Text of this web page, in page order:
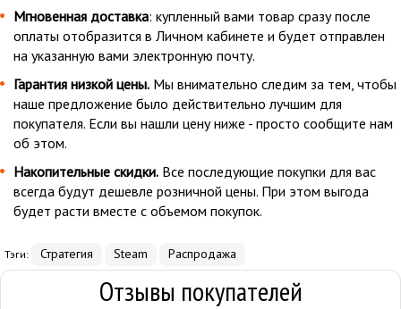
Мгновенная доставка: купленный вами товар сразу после
оплаты отобразится в Личном кабинете и будет отправлен
на указанную вами электронную почту.
Гарантия низкой цены. Мы внимательно следим за тем, чтобы
наше предложение было действительно лучшим для
покупателя. Если вы нашли цену ниже - просто сообщите нам
об этом.
Накопительные скидки. Все последующие покупки для вас
всегда будут дешевле розничной цены. При этом выгода
будет расти вместе с объемом покупок.
Тэги: Стратегия Steam Распродажа
Отзывы покупателей